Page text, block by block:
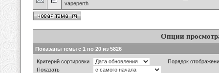
vapeperth
Опции
Показаны темы с 1 по 20 из 5826
Критерий сортировки
Порядок
Показать